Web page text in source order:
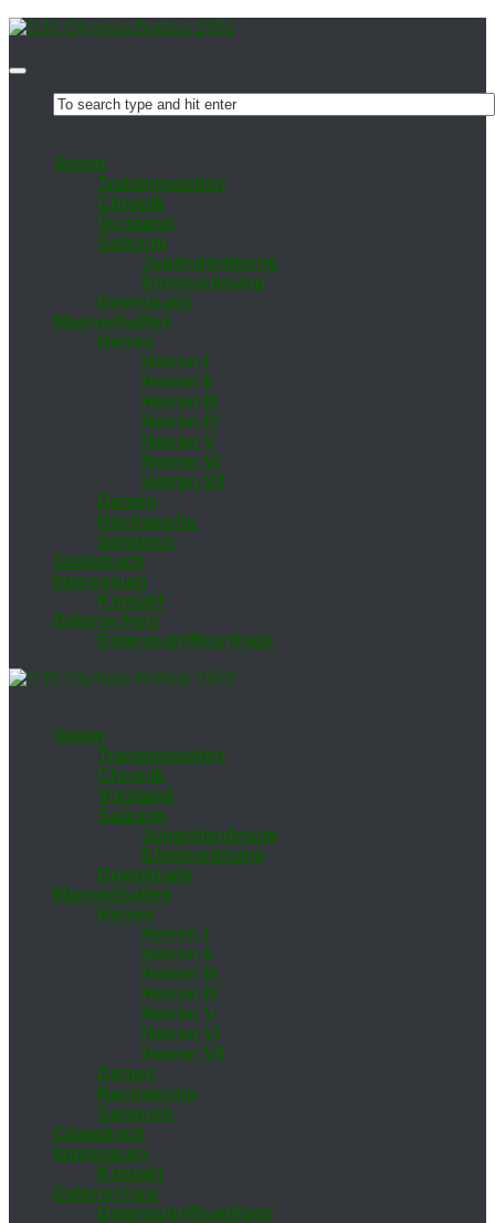
Ver­ein
Trai­nings­zei­ten
Chro­nik
Vor­stand
Sat­zung
Ju­gend­ord­nung
Eh­ren­ord­nung
Down­loads
Mann­schaf­ten
Her­ren
Her­ren I
Her­ren II
Her­ren III
Her­ren IV
Her­ren V
Her­ren VI
Her­ren VII
Da­men
Nach­wuchs
Se­nio­ren
Gäs­te­buch
Im­pres­sum
Kon­takt
Da­ten­schutz
Da­ten­zu­griffs­an­fra­ge
Ver­ein
Trai­nings­zei­ten
Chro­nik
Vor­stand
Sat­zung
Ju­gend­ord­nung
Eh­ren­ord­nung
Down­loads
Mann­schaf­ten
Her­ren
Her­ren I
Her­ren II
Her­ren III
Her­ren IV
Her­ren V
Her­ren VI
Her­ren VII
Da­men
Nach­wuchs
Se­nio­ren
Gäs­te­buch
Im­pres­sum
Kon­takt
Da­ten­schutz
Da­ten­zu­griffs­an­fra­ge